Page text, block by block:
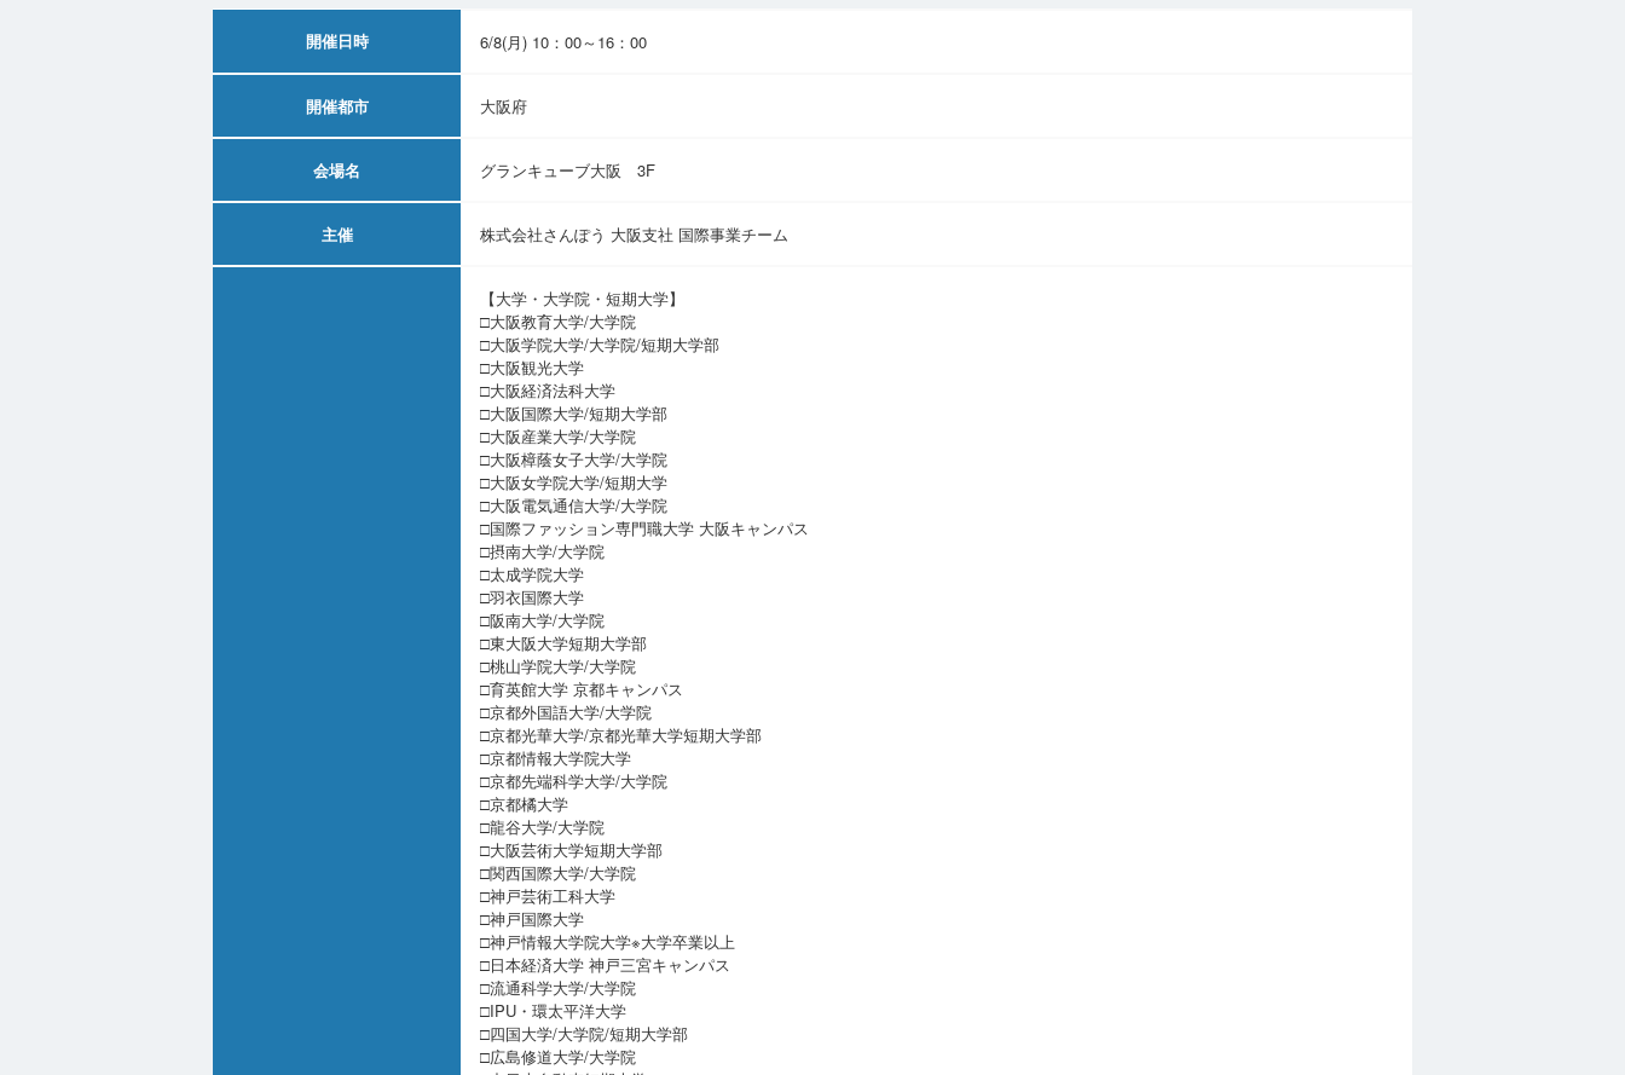
開催日時 6/8(月) 10：00～16：00
開催都市 大阪府
会場名 グランキューブ大阪 3F
主催 株式会社さんぽう 大阪支社 国際事業チーム
【大学・大学院・短期大学】
□大阪教育大学/大学院
□大阪学院大学/大学院/短期大学部
□大阪観光大学
□大阪経済法科大学
□大阪国際大学/短期大学部
□大阪産業大学/大学院
□大阪樟蔭女子大学/大学院
□大阪女学院大学/短期大学
□大阪電気通信大学/大学院
□国際ファッション専門職大学 大阪キャンパス
□摂南大学/大学院
□太成学院大学
□羽衣国際大学
□阪南大学/大学院
□東大阪大学短期大学部
□桃山学院大学/大学院
□育英館大学 京都キャンパス
□京都外国語大学/大学院
□京都光華大学/京都光華大学短期大学部
□京都情報大学院大学
□京都先端科学大学/大学院
□京都橘大学
□龍谷大学/大学院
□大阪芸術大学短期大学部
□関西国際大学/大学院
□神戸芸術工科大学
□神戸国際大学
□神戸情報大学院大学※大学卒業以上
□日本経済大学 神戸三宮キャンパス
□流通科学大学/大学院
□IPU・環太平洋大学
□四国大学/大学院/短期大学部
□広島修道大学/大学院